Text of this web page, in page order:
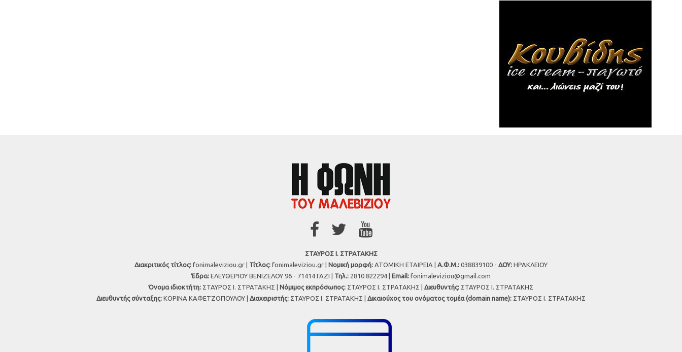
ΣΤΑΥΡΟΣ Ι. ΣΤΡΑΤΑΚΗΣ
Διακριτικός τίτλος: fonimaleviziou.gr | Τίτλος: fonimaleviziou.gr | Νομική μορφή: ΑΤΟΜΙΚΗ ΕΤΑΙΡΕΙΑ | Α.Φ.Μ.: 038839100 - ΔΟΥ: ΗΡΑΚΛΕΙΟΥ
Έδρα: ΕΛΕΥΘΕΡΙΟΥ ΒΕΝΙΖΕΛΟΥ 96 - 71414 ΓΑΖΙ | Τηλ.: 2810 822294 | Εmail: fonimaleviziou@gmail.com
Όνομα ιδιοκτήτη: ΣΤΑΥΡΟΣ Ι. ΣΤΡΑΤΑΚΗΣ | Νόμιμος εκπρόσωπος: ΣΤΑΥΡΟΣ Ι. ΣΤΡΑΤΑΚΗΣ | Διευθυντής: ΣΤΑΥΡΟΣ Ι. ΣΤΡΑΤΑΚΗΣ
Διευθυντής σύνταξης: ΚΟΡΙΝΑ ΚΑΦΕΤΖΟΠΟΥΛΟΥ | Διαχειριστής: ΣΤΑΥΡΟΣ Ι. ΣΤΡΑΤΑΚΗΣ | Δικαιούχος του ονόματος τομέα (domain name): ΣΤΑΥΡΟΣ Ι. ΣΤΡΑΤΑΚΗΣ